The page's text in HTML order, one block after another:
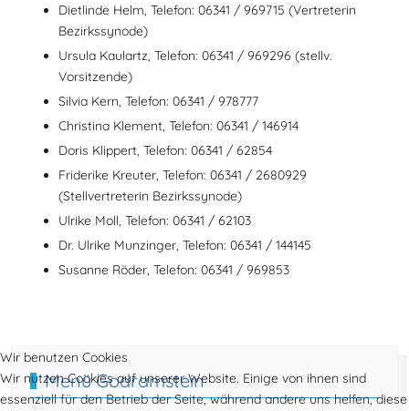
Dietlinde Helm, Telefon: 06341 / 969715 (Vertreterin
Bezirkssynode)
Ursula Kaulartz, Telefon: 06341 / 969296 (stellv.
Vorsitzende)
Silvia Kern, Telefon: 06341 / 978777
Christina Klement, Telefon: 06341 / 146914
Doris Klippert, Telefon: 06341 / 62854
Friderike Kreuter, Telefon: 06341 / 2680929
(Stellvertreterin Bezirkssynode)
Ulrike Moll, Telefon: 06341 / 62103
Dr. Ulrike Munzinger, Telefon: 06341 / 144145
Susanne Röder, Telefon: 06341 / 969853
Menü Godramstein
Wir benutzen Cookies
Wir nutzen Cookies auf unserer Website. Einige von ihnen sind
essenziell für den Betrieb der Seite, während andere uns helfen, diese